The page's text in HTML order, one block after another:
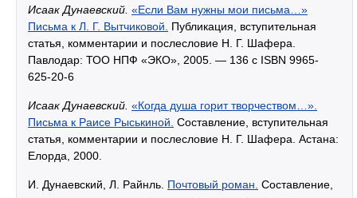
Исаак Дунаевский. «Если Вам нужны мои письма…»
Письма к Л. Г. Вытчиковой.
Публикация, вступительная
статья, комментарии и послесловие Н. Г. Шафера.
Павлодар: ТОО НПФ «ЭКО», 2005. — 136 с ISBN 9965-
625-20-6
Исаак Дунаевский. «Когда душа горит творчеством…».
Письма к Раисе Рыськиной. Составление, вступительная
статья, комментарии и послесловие Н. Г. Шафера. Астана:
Елорда, 2000.
И. Дунаевский, Л. Райнль. Почтовый роман. Составление,